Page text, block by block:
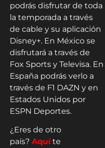
podrás disfrutar de toda
la temporada a través
de cable y su aplicación
Disney+. En México se
disfrutará a través de
Fox Sports y Televisa. En
España podrás verlo a
través de F1 DAZN y en
Estados Unidos por
ESPN Deportes.
¿Eres de otro
país? Aquíte